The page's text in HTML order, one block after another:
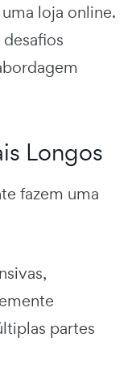
loja online.
Longos
fazem uma
partes